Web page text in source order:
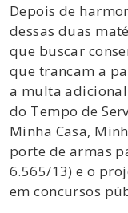
Depois de
dessas duas
que buscar
que trancam a
a multa adicional
do Tempo de
Minha Casa,
porte de armas
6.565/13) e o
em concursos